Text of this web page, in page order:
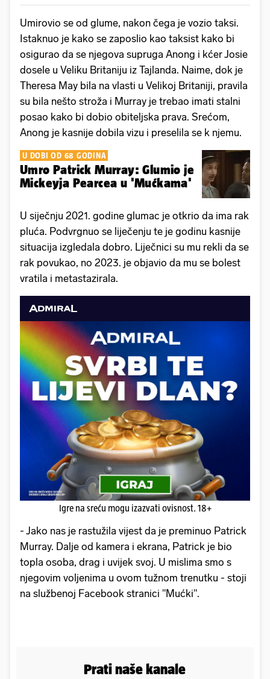
Umirovio se od glume, nakon čega je vozio taksi.
Istaknuo je kako se zaposlio kao taksist kako bi
osigurao da se njegova supruga Anong i kćer Josie
dosele u Veliku Britaniju iz Tajlanda. Naime, dok je
Theresa May bila na vlasti u Velikoj Britaniji, pravila
su bila nešto stroža i Murray je trebao imati stalni
posao kako bi dobio obiteljska prava. Srećom,
Anong je kasnije dobila vizu i preselila se k njemu.
U DOBI OD 68 GODINA
Umro Patrick Murray: Glumio je
Mickeyja Pearcea u 'Mućkama'
U siječnju 2021. godine glumac je otkrio da ima rak
pluća. Podvrgnuo se liječenju te je godinu kasnije
situacija izgledala dobro. Liječnici su mu rekli da se
rak povukao, no 2023. je objavio da mu se bolest
vratila i metastazirala.
Igre na sreću mogu izazvati ovisnost. 18+
- Jako nas je rastužila vijest da je preminuo Patrick
Murray. Dalje od kamera i ekrana, Patrick je bio
topla osoba, drag i uvijek svoj. U mislima smo s
njegovim voljenima u ovom tužnom trenutku - stoji
na službenoj Facebook stranici "Mućki".
Prati naše kanale